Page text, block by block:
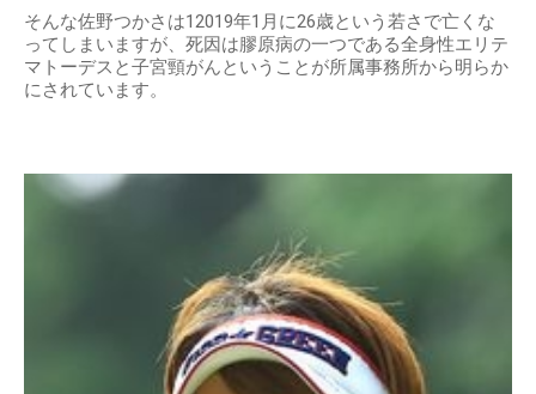
そんな佐野つかさは12019年1月に26歳という若さで亡くな
ってしまいますが、死因は膠原病の一つである全身性エリテ
マトーデスと子宮頸がんということが所属事務所から明らか
にされています。